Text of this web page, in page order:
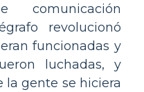
revolucionó
funcionadas y
luchadas, y
gente se hiciera